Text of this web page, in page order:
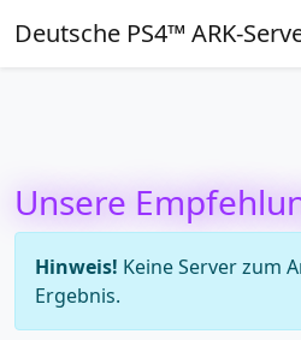
Deutsche PS4™ ARK-
Unsere
Hinweis! Keine Server zum
Ergebnis.